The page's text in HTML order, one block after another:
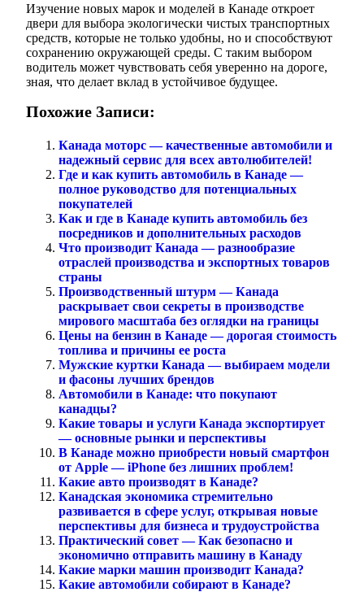
Изучение новых марок и моделей в Канаде откроет
двери для выбора экологически чистых транспортных
средств, которые не только удобны, но и способствуют
сохранению окружающей среды. С таким выбором
водитель может чувствовать себя уверенно на дороге,
зная, что делает вклад в устойчивое будущее.
Похожие Записи:
Канада моторс — качественные автомобили и
надежный сервис для всех автолюбителей!
Где и как купить автомобиль в Канаде —
полное руководство для потенциальных
покупателей
Как и где в Канаде купить автомобиль без
посредников и дополнительных расходов
Что производит Канада — разнообразие
отраслей производства и экспортных товаров
страны
Производственный штурм — Канада
раскрывает свои секреты в производстве
мирового масштаба без оглядки на границы
Цены на бензин в Канаде — дорогая стоимость
топлива и причины ее роста
Мужские куртки Канада — выбираем модели
и фасоны лучших брендов
Автомобили в Канаде: что покупают
канадцы?
Какие товары и услуги Канада экспортирует
— основные рынки и перспективы
В Канаде можно приобрести новый смартфон
от Apple — iPhone без лишних проблем!
Какие авто производят в Канаде?
Канадская экономика стремительно
развивается в сфере услуг, открывая новые
перспективы для бизнеса и трудоустройства
Практический совет — Как безопасно и
экономично отправить машину в Канаду
Какие марки машин производит Канада?
Какие автомобили собирают в Канаде?